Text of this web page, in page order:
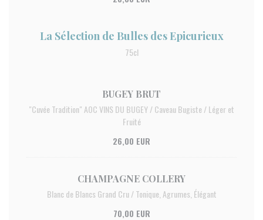
La Sélection de Bulles des Epicurieux
75cl
BUGEY BRUT
"Cuvée Tradition" AOC VINS DU BUGEY / Caveau Bugiste / Léger et
Fruité
26,00 EUR
CHAMPAGNE COLLERY
Blanc de Blancs Grand Cru / Tonique, Agrumes, Élégant
70,00 EUR